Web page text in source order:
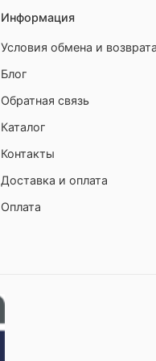
Информация
Условия обмена и
Блог
Обратная связь
Каталог
Контакты
Доставка и оплата
Оплата